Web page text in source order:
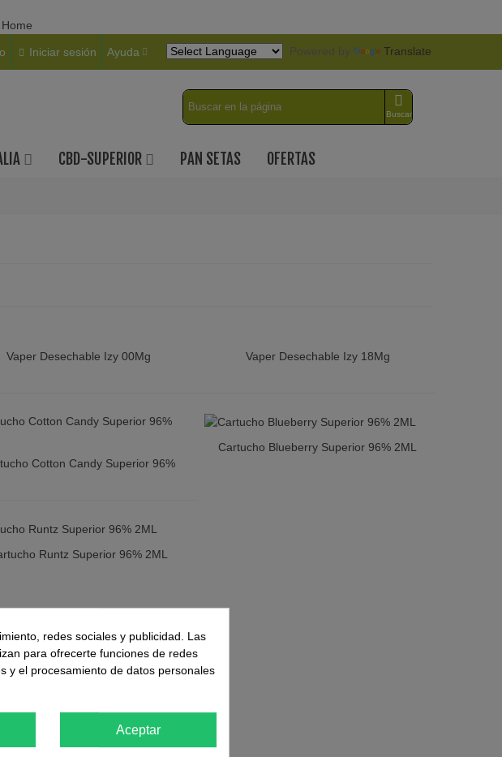
Iniciar sesión Ayuda Powered by Translate
Buscar
CBD-SUPERIOR PAN SETAS OFERTAS
Vista Rápida
Vaper Desechable Izy 00Mg Vista Rápida
Vaper Desechable Izy 18Mg
Vista Rápida
Cotton Candy Superior 96%
Vista Rápida
Cartucho Blueberry Superior 96% 2ML
Vista RápidaRuntz Superior 96% 2ML
redes sociales y publicidad. Las
para ofrecerte funciones de redes
y el procesamiento de datos personales
Aceptar